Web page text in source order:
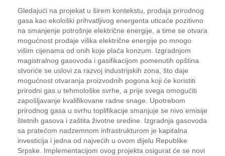
Gledajući na projekat u širem kontekstu, prodaja prirodnog
gasa kao ekološki prihvatljivog energenta uticaće pozitivno
na smanjenje potrošnje električne energije, a time se otvara
mogućnost prodaje viška električne energije po mnogo
višim cijenama od onih koje plaća konzum. Izgradnjom
magistralnog gasovoda i gasifikacijom pomenutih opština
stvoriće se uslovi za razvoj industrijskih zona, što daje
mogućnost otvaranja proizvodnih pogona koji će koristiti
prirodni gas u tehmološke svrhe, a prije svega omogućiti
zapošljavanje kvalifikovane radne snage. Upotrebom
prirodnog gasa u svrhu toplifikacije smanjuje se nivo emisije
štetnih gasova i zaštita životne sredine. Izgradnja gasovoda
sa pratećom nadzemnom infrastrukturom je kapitalna
investicija i jedna od najvećih u ovom dijelu Republike
Srpske. Implementacijom ovog projekta osigurat će se novi